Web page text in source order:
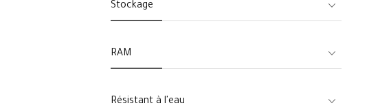
Stockage
RAM
Résistant à l'eau